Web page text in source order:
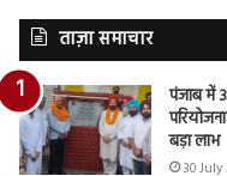
ताज़ा समाचार
पंजाब में
बड़ा लाभ
30 July